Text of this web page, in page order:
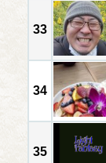
33
34
35